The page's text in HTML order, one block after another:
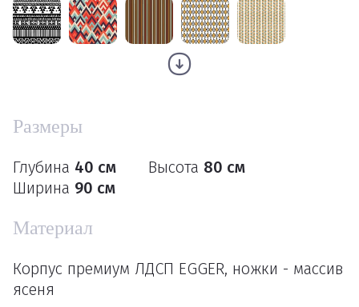
Размеры
Глубина 40 см Высота 80 см
Ширина 90 см
Материал
Корпус премиум ЛДСП EGGER, ножки - массив
ясеня